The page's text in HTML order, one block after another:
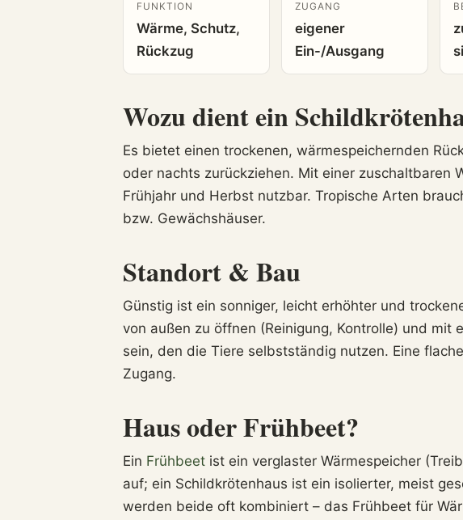
FUNKTION
Wärme, Schutz,
Rückzug
ZUGANG
eigener
Ein-/Ausgang
Wozu dient ein
Es bietet einen trockenen, wärmespeichernden
oder nachts zurückziehen. Mit einer zuschaltbaren
Frühjahr und Herbst nutzbar. Tropische Arten
bzw. Gewächshäuser.
Standort & Bau
Günstig ist ein sonniger, leicht erhöhter und
von außen zu öffnen (Reinigung, Kontrolle) und mit
sein, den die Tiere selbstständig nutzen. Eine
Zugang.
Haus oder Frühbeet?
Ein Frühbeet ist ein verglaster Wärmespeicher
auf; ein Schildkrötenhaus ist ein isolierter, meist
werden beide oft kombiniert – das Frühbeet für